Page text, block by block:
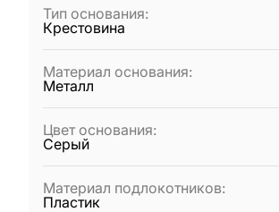
Тип основания:
Крестовина
Материал основания:
Металл
Цвет основания:
Серый
Материал подлокотников:
Пластик